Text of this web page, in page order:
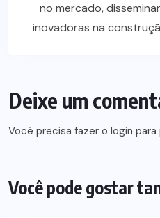
no mercado,
inovadoras na
Deixe um
Você precisa fazer o login para
Você pode gostar